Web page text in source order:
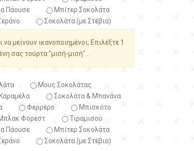
Πάουσε
Μπίτερ Σοκολάτα
Σοκολάτα (με Στέβια)
μείνουν ικανοποιημένοι; Επιλέξτε 1
σας τούρτα "μισή-μισή"...
Μους Σοκολάτας
Καραμέλα
Σοκολάτα & Μπανάνα
Φερρέρο
Μπισκότο
Φόρεστ
Τιραμισού
Πάουσε
Μπίτερ Σοκολάτα
Σοκολάτα (με Στέβια)